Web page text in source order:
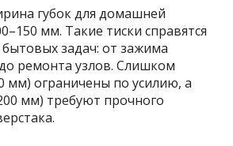
губок для домашней
мм. Такие тиски справятся
задач: от зажима
ремонта узлов. Слишком
мм) ограничены по усилию, а
мм) требуют прочного